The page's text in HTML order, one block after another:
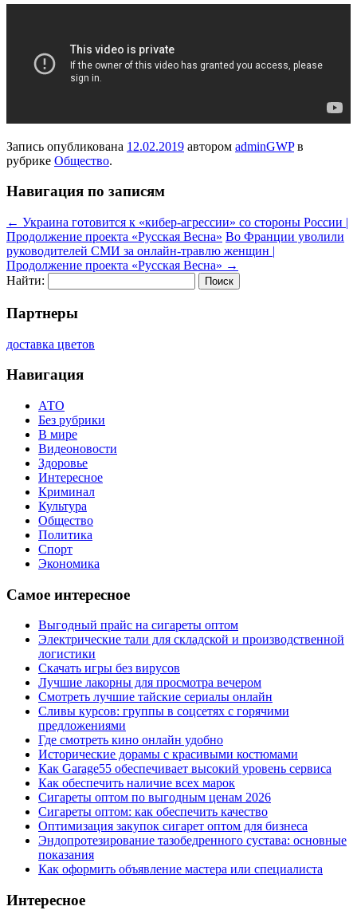
Запись опубликована 12.02.2019 автором adminGWPв
рубрике Общество.
Навигация по записям
← Украина готовится к «кибер-агрессии» со стороны России |
Продолжение проекта «Русская Весна» Во Франции уволили
руководителей СМИ за онлайн-травлю женщин |
Продолжение проекта «Русская Весна» →
Найти:
Партнеры
доставка цветов
Навигация
АТО
Без рубрики
В мире
Видеоновости
Здоровье
Интересное
Криминал
Культура
Общество
Политика
Спорт
Экономика
Самое интересное
Выгодный прайс на сигареты оптом
Электрические тали для складской и производственной
логистики
Скачать игры без вирусов
Лучшие лакорны для просмотра вечером
Смотреть лучшие тайские сериалы онлайн
Сливы курсов: группы в соцсетях с горячими
предложениями
Где смотреть кино онлайн удобно
Исторические дорамы с красивыми костюмами
Как Garage55 обеспечивает высокий уровень сервиса
Как обеспечить наличие всех марок
Сигареты оптом по выгодным ценам 2026
Сигареты оптом: как обеспечить качество
Оптимизация закупок сигарет оптом для бизнеса
Эндопротезирование тазобедренного сустава: основные
показания
Как оформить объявление мастера или специалиста
Интересное